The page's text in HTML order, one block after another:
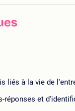
liés à la vie de
réponses et